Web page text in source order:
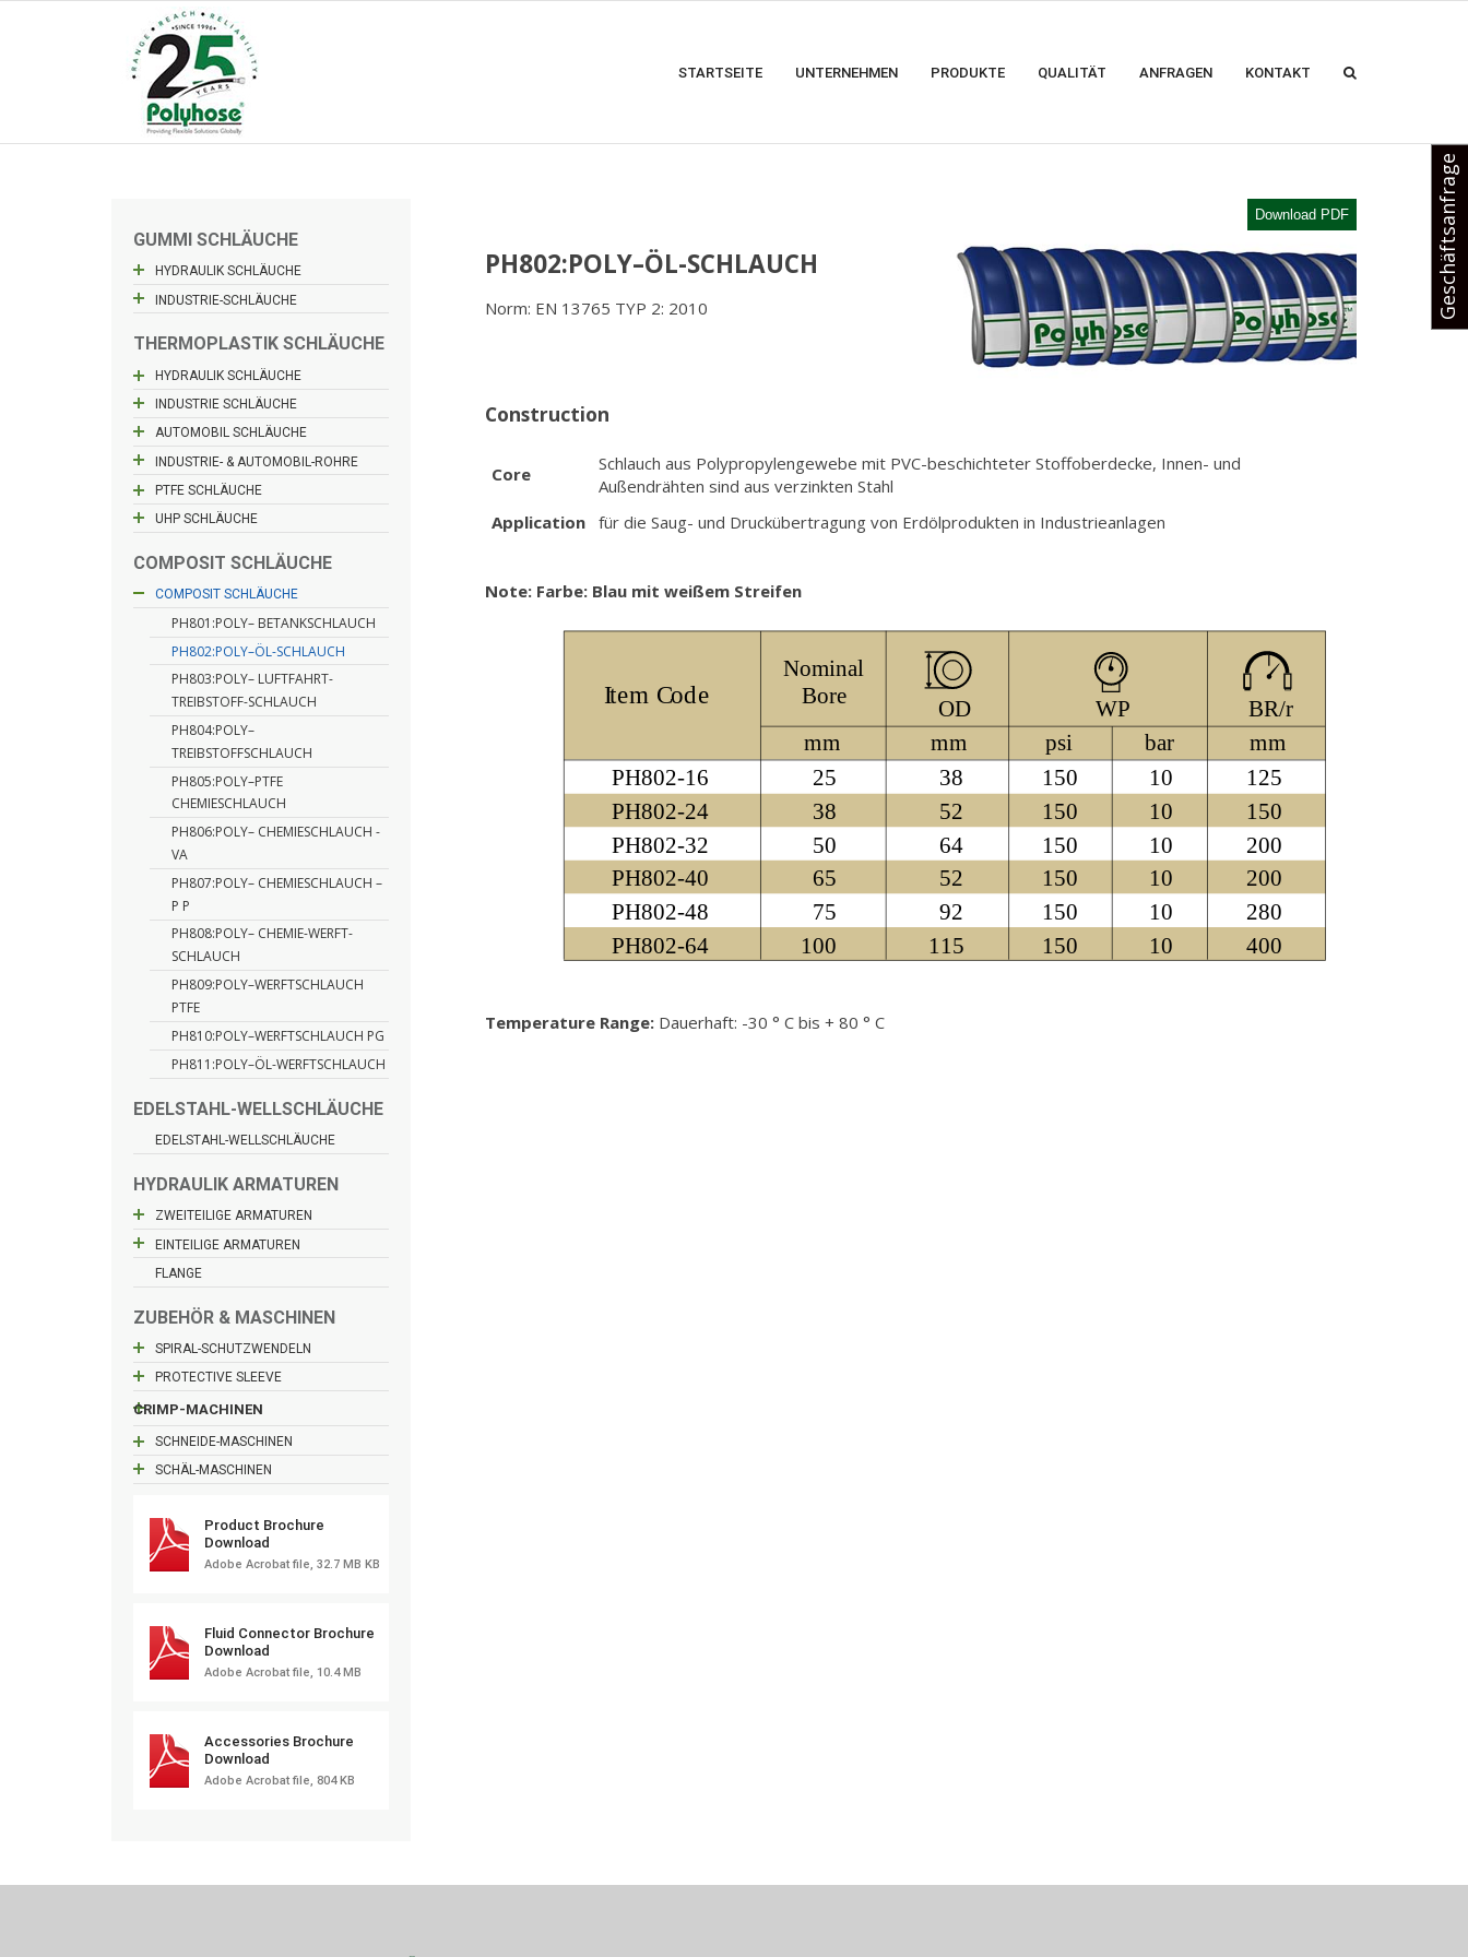
STARTSEITE UNTERNEHMEN PRODUKTE QUALITÄT ANFRAGEN KONTAKT
Download PDF
PH802:POLY–ÖL-SCHLAUCH
Norm: EN 13765 TYP 2: 2010
Construction
Core
Schlauch aus Polypropylengewebe mit PVC-beschichteter Stoffoberdecke, Innen- und
Außendrähten sind aus verzinkten Stahl
Application für die Saug- und Druckübertragung von Erdölprodukten in Industrieanlagen
Note: Farbe: Blau mit weißem Streifen
Temperature Range: Dauerhaft: -30 ° C bis + 80 ° C
GUMMI SCHLÄUCHE
HYDRAULIK SCHLÄUCHE
INDUSTRIE-SCHLÄUCHE
THERMOPLASTIK SCHLÄUCHE
HYDRAULIK SCHLÄUCHE
INDUSTRIE SCHLÄUCHE
AUTOMOBIL SCHLÄUCHE
INDUSTRIE- & AUTOMOBIL-ROHRE
PTFE SCHLÄUCHE
UHP SCHLÄUCHE
COMPOSIT SCHLÄUCHE
COMPOSIT SCHLÄUCHE
PH801:POLY– BETANKSCHLAUCH
PH802:POLY–ÖL-SCHLAUCH
PH803:POLY– LUFTFAHRT-
TREIBSTOFF-SCHLAUCH
PH804:POLY–
TREIBSTOFFSCHLAUCH
PH805:POLY–PTFE
CHEMIESCHLAUCH
PH806:POLY– CHEMIESCHLAUCH -
VA
PH807:POLY– CHEMIESCHLAUCH –
P P
PH808:POLY– CHEMIE-WERFT-
SCHLAUCH
PH809:POLY–WERFTSCHLAUCH
PTFE
PH810:POLY–WERFTSCHLAUCH PG
PH811:POLY–ÖL-WERFTSCHLAUCH
EDELSTAHL-WELLSCHLÄUCHE
EDELSTAHL-WELLSCHLÄUCHE
HYDRAULIK ARMATUREN
ZWEITEILIGE ARMATUREN
EINTEILIGE ARMATUREN
FLANGE
ZUBEHÖR & MASCHINEN
SPIRAL-SCHUTZWENDELN
PROTECTIVE SLEEVE
CRIMP-MACHINEN
SCHNEIDE-MASCHINEN
SCHÄL-MASCHINEN
Product Brochure
Download
Adobe Acrobat file, 32.7 MB KB
Fluid Connector Brochure
Download
Adobe Acrobat file, 10.4 MB
Accessories Brochure
Download
Adobe Acrobat file, 804 KB
Geschäftsanfrage